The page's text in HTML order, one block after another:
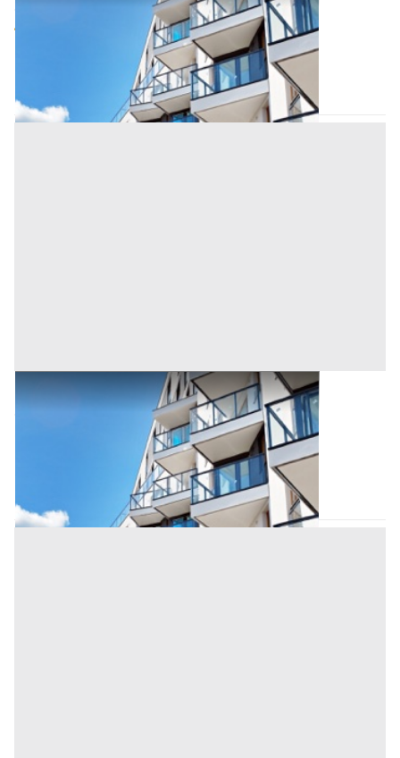
Carmignano di Brenta (Padova)
44.250 € 59.000 €
AI3448022
Appartamento all'asta a Padova
Carmignano di Brenta (Padova)
78.000 €
AI3196911